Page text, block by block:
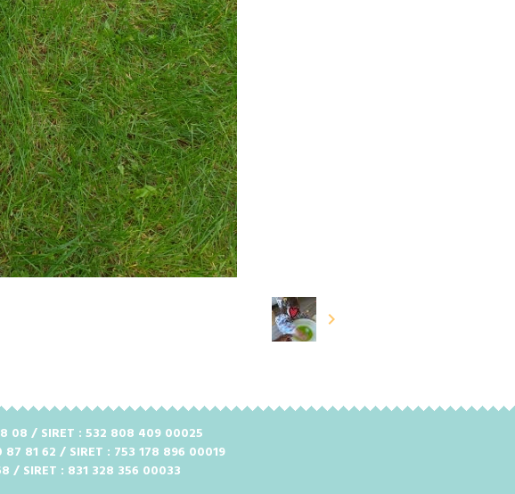
08 / SIRET : 532 808 409 00025
81 62 / SIRET : 753 178 896 00019
/ SIRET : 831 328 356 00033